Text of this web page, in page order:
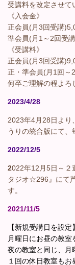
受講料を改定させて
《入会金》
正会員(月3回受講
準会員(月1～2回受
《受講料》
正会員(月3回受講
正・準会員(月1回～
何卒ご理解の程よろ
2023/4/28
2023年4月28日より
うりの統合版にて、
2022/12/5
2022年12月5日～
タジオ☆296』にて
す。
2021/11/5
【新規受講日を設定
月曜日にお昼の教
夜の教室と同じ、月
１回の休日教室もお